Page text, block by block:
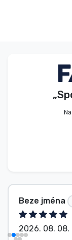
Beze jména
2026. 08. 08.